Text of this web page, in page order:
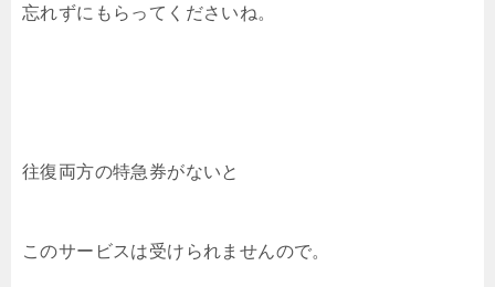
忘れずにもらってくださいね。
往復両方の特急券がないと
このサービスは受けられませんので。